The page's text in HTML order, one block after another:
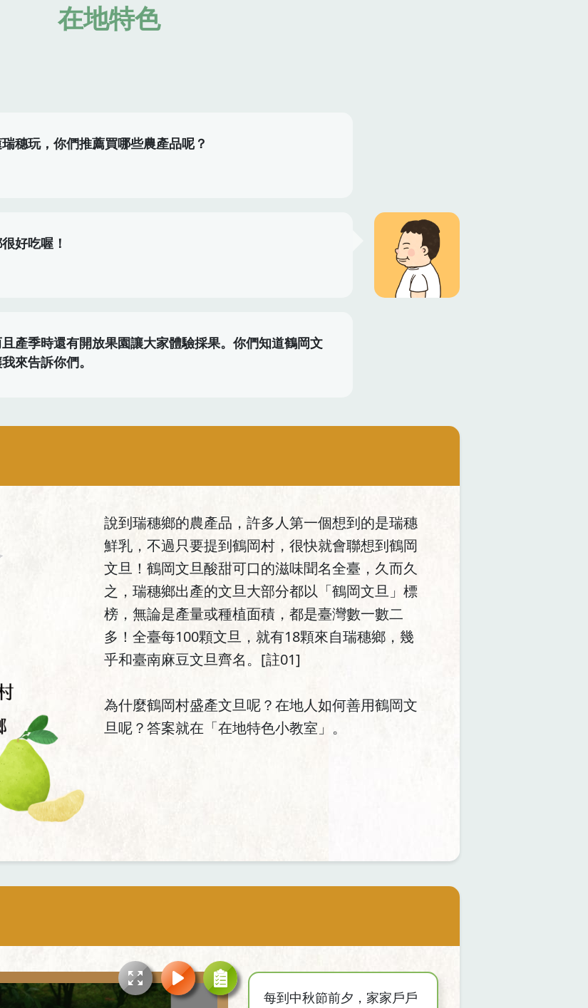
在地特色
穗玩，你們推薦買哪些農產品呢？
好吃喔！
產季時還有開放果園讓大家體驗採果。你們知道鶴岡文
來告訴你們。
說到瑞穗鄉的農產品，許多人第一個想到的是瑞穗
鮮乳，不過只要提到鶴岡村，很快就會聯想到鶴岡
文旦！鶴岡文旦酸甜可口的滋味聞名全臺，久而久
之，瑞穗鄉出產的文旦大部分都以「鶴岡文旦」標
榜，無論是產量或種植面積，都是臺灣數一數二
多！全臺每100顆文旦，就有18顆來自瑞穗鄉，幾
乎和臺南麻豆文旦齊名。[註01]
為什麼鶴岡村盛產文旦呢？在地人如何善用鶴岡文
旦呢？答案就在「在地特色小教室」。
每到中秋節前夕，家家戶戶